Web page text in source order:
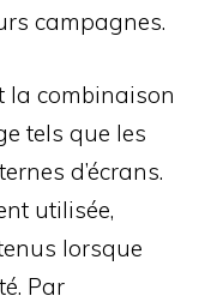
campagnes.
la combinaison
tels que les
d’écrans.
utilisée,
lorsque
Par